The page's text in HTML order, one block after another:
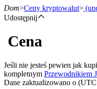
Kontrakty terminowe
Dom>Ceny kryptowalut>
Udostępnij
Cena
Jeśli nie jesteś pewien jak
kompletnym Przewodnikiem
Dane zaktualizowano o